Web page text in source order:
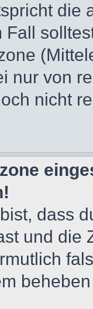
die
nur von
nicht
dass
und die